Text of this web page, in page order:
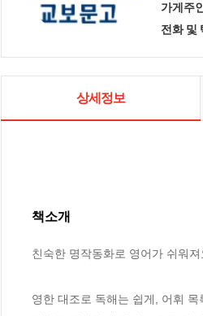
가게주
전화 및
상세정보
책소개
친숙한 명작동화로 영어가 쉬워져
영한 대조로 독해는 쉽게, 어휘